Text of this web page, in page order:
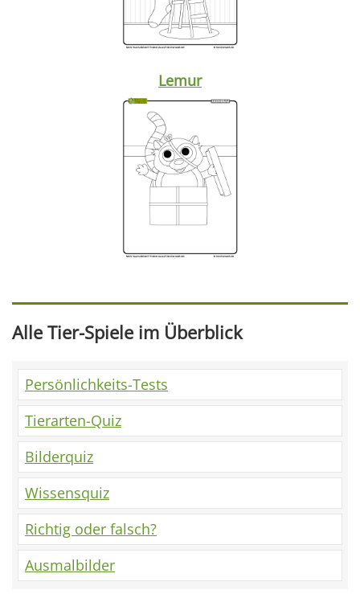
Lemur
Alle Tier-Spiele im Überblick
Persönlichkeits-Tests
Tierarten-Quiz
Bilderquiz
Wissensquiz
Richtig oder falsch?
Ausmalbilder